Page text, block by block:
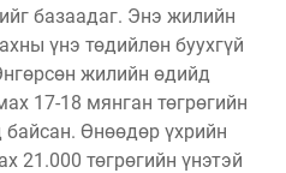
базаадаг. Энэ жилийн
үнэ төдийлөн буухгүй
жилийн өдийд
17-18 мянган төгрөгийн
байсан. Өнөөдөр үхрийн
21.000 төгрөгийн үнэтэй